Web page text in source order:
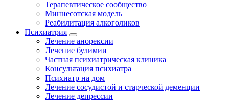
Терапевтическое сообщество
Миннесотская модель
Реабилитация алкоголиков
Психиатрия
Лечение анорексии
Лечение булимии
Частная психиатрическая клиника
Консультация психиатра
Психиатр на дом
Лечение сосудистой и старческой деменции
Лечение депрессии